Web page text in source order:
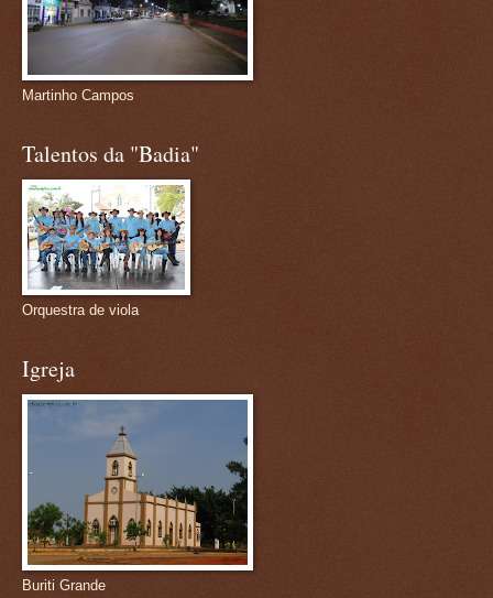
Martinho Campos
Talentos da "Badia"
Orquestra de viola
Igreja
Buriti Grande